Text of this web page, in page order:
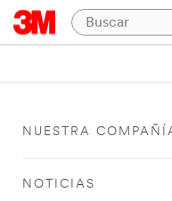
NUESTRA
NOTICIAS